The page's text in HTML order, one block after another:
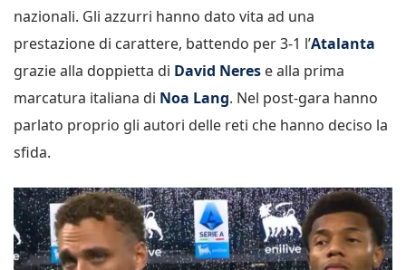
nazionali. Gli azzurri hanno dato vita ad una
prestazione di carattere, battendo per 3-1 l’Atalanta
grazie alla doppietta di David Neres e alla prima
marcatura italiana di Noa Lang. Nel post-gara hanno
parlato proprio gli autori delle reti che hanno deciso la
sfida.